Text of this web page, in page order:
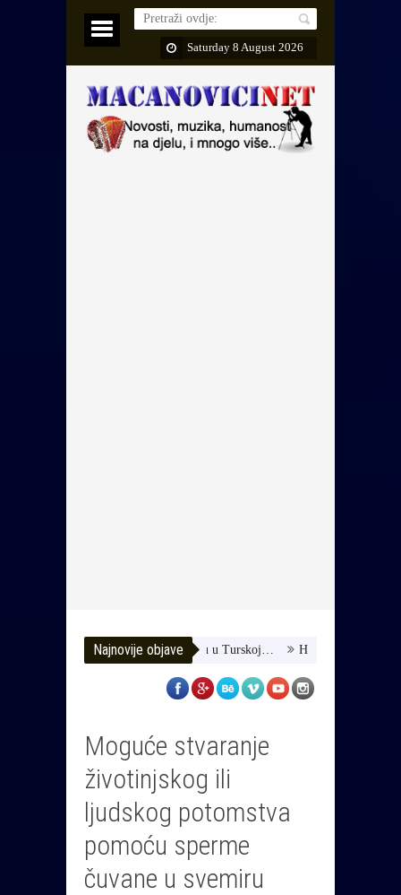
Saturday 8 August 2026
Najnovije objave
joj da dobije terapiju u Turskoj… HUSE TATAREVIĆ
Moguće stvaranje
životinjskog ili
ljudskog potomstva
pomoću sperme
čuvane u svemiru